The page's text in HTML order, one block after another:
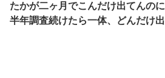
たかが二ヶ月でこんだけ出てんのに
半年調査続けたら一体、どんだけ